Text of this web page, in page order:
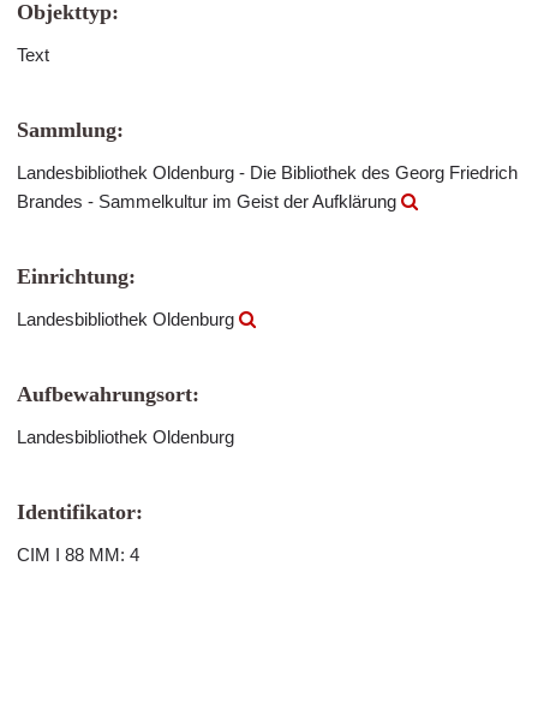
Objekttyp:
Text
Sammlung:
Landesbibliothek Oldenburg - Die Bibliothek des Georg Friedrich
Brandes - Sammelkultur im Geist der Aufklärung
Einrichtung:
Landesbibliothek Oldenburg
Aufbewahrungsort:
Landesbibliothek Oldenburg
Identifikator:
CIM I 88 MM: 4